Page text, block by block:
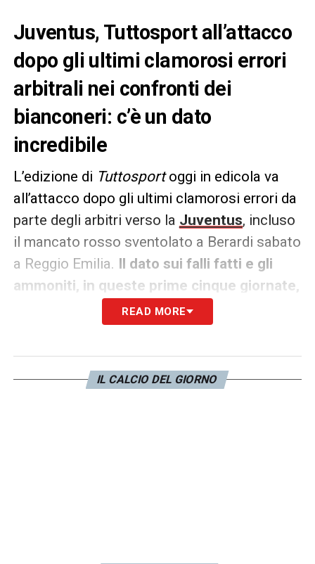
Juventus, Tuttosport all’attacco
dopo gli ultimi clamorosi errori
arbitrali nei confronti dei
bianconeri: c’è un dato
incredibile
L’edizione di Tuttosportoggi in edicola va
all’attacco dopo gli ultimi clamorosi errori da
parte degli arbitri verso la Juventus, incluso
il mancato rosso sventolato a Berardi sabato
a Reggio Emilia. Il dato sui falli fatti e gli
ammoniti, in queste prime cinque giornate,
ha dell’incredibile.
commessi sono stati datiben 15 gialli
READ MORE
IL CALCIO DEL GIORNO